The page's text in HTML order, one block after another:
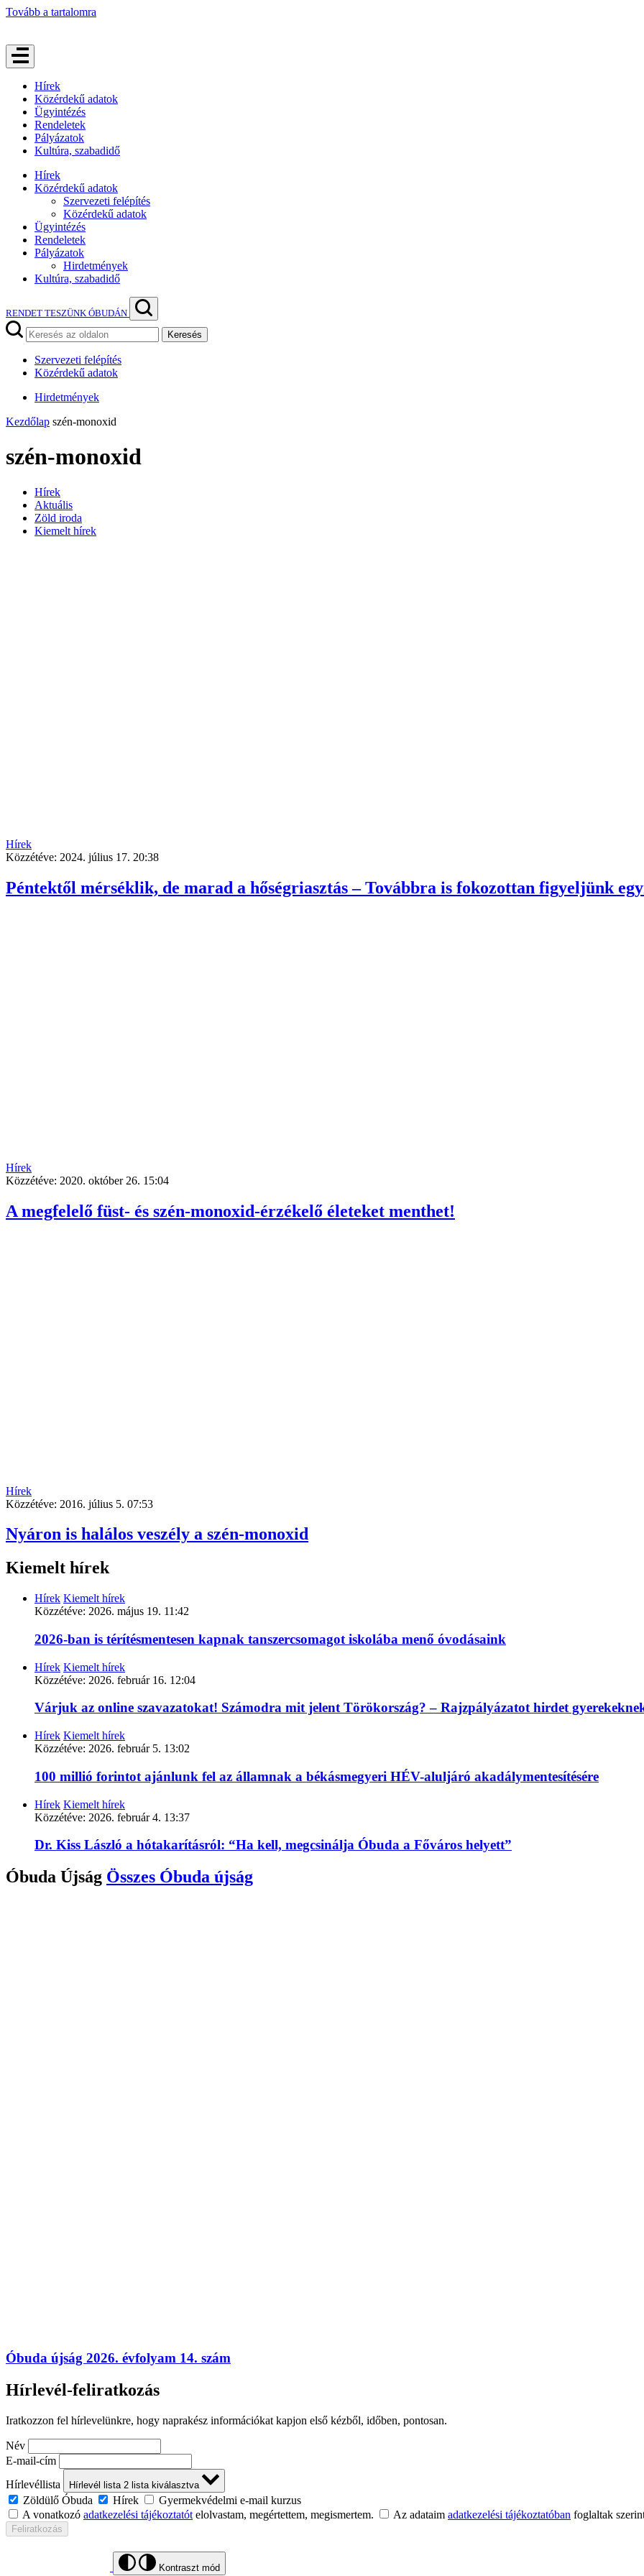
Tovább a tartalomra
Hírek
Közérdekű adatok
Ügyintézés
Rendeletek
Pályázatok
Kultúra, szabadidő
Hírek
Közérdekű adatok
Szervezeti felépítés
Közérdekű adatok
Ügyintézés
Rendeletek
Pályázatok
Hirdetmények
Kultúra, szabadidő
RENDET TESZÜNK ÓBUDÁN
Keresés
Szervezeti felépítés
Közérdekű adatok
Hirdetmények
Kezdőlap szén-monoxid
szén-monoxid
Hírek
Aktuális
Zöld iroda
Kiemelt hírek
Hírek
Közzétéve: 2024. július 17. 20:38
Péntektől mérséklik, de marad a hőségriasztás – Továbbra is fokozottan figyeljünk
Hírek
Közzétéve: 2020. október 26. 15:04
A megfelelő füst- és szén-monoxid-érzékelő életeket menthet!
Hírek
Közzétéve: 2016. július 5. 07:53
Nyáron is halálos veszély a szén-monoxid
Kiemelt hírek
Hírek Kiemelt hírek
Közzétéve: 2026. május 19. 11:42
2026-ban is térítésmentesen kapnak tanszercsomagot iskolába menő óvodásaink
Hírek Kiemelt hírek
Közzétéve: 2026. február 16. 12:04
Várjuk az online szavazatokat! Számodra mit jelent Törökország? – Rajzpályázatot hirdet
Hírek Kiemelt hírek
Közzétéve: 2026. február 5. 13:02
100 millió forintot ajánlunk fel az államnak a békásmegyeri HÉV-aluljáró akadálymentesítésére
Hírek Kiemelt hírek
Közzétéve: 2026. február 4. 13:37
Dr. Kiss László a hótakarításról: “Ha kell, megcsinálja Óbuda a Főváros helyett”
Óbuda Újság Összes Óbuda újság
Óbuda újság 2026. évfolyam 14. szám
Hírlevél-feliratkozás
Iratkozzon fel hírlevelünkre, hogy naprakész információkat kapjon első kézből, időben, pontosan.
Név
E-mail-cím
Hírlevéllista
Hírlevél lista 2 lista kiválasztva
Zöldülő Óbuda Hírek
Gyermekvédelmi e-mail kurzus
A vonatkozó adatkezelési tájékoztatót elolvastam, megértettem, megismertem. Az adataim adatkezelési tájékoztatóban foglaltak
Feliratkozás
Kontraszt mód